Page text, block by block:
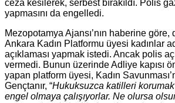
ceza kesilerek, serbest bırakıldı. Polis
yapmasını da engelledi.
Mezopotamya Ajansı’nın haberine
Ankara Kadın Platformu üyesi kadınlar
açıklaması yapmak istedi. Ancak polis
vermedi. Bunun üzerinde Adliye kapısı
yapan platform üyesi, Kadın
Gençtanır, “Hukuksuzca katilleri
engel olmaya çalışıyorlar. Ne olursa